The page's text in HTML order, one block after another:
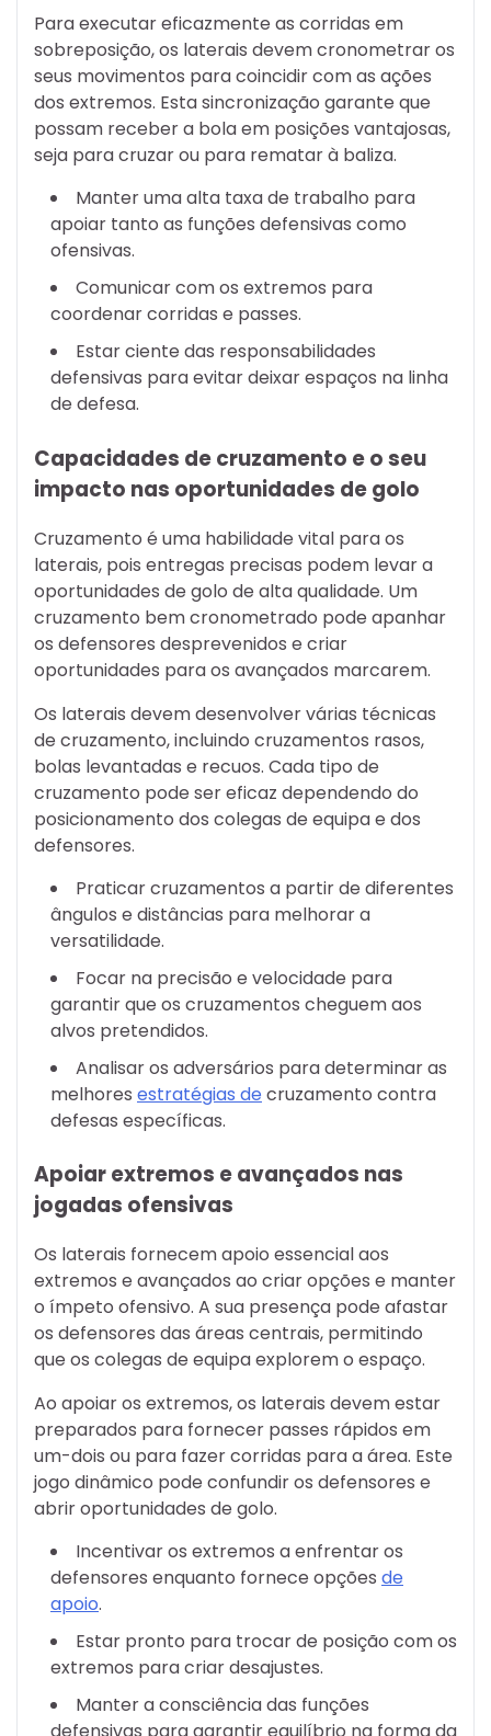
Para executar eficazmente as corridas em
sobreposição, os laterais devem cronometrar os
seus movimentos para coincidir com as ações
dos extremos. Esta sincronização garante que
possam receber a bola em posições vantajosas,
seja para cruzar ou para rematar à baliza.
Manter uma alta taxa de trabalho para
apoiar tanto as funções defensivas como
ofensivas.
Comunicar com os extremos para
coordenar corridas e passes.
Estar ciente das responsabilidades
defensivas para evitar deixar espaços na linha
de defesa.
Capacidades de cruzamento e o seu
impacto nas oportunidades de golo
Cruzamento é uma habilidade vital para os
laterais, pois entregas precisas podem levar a
oportunidades de golo de alta qualidade. Um
cruzamento bem cronometrado pode apanhar
os defensores desprevenidos e criar
oportunidades para os avançados marcarem.
Os laterais devem desenvolver várias técnicas
de cruzamento, incluindo cruzamentos rasos,
bolas levantadas e recuos. Cada tipo de
cruzamento pode ser eficaz dependendo do
posicionamento dos colegas de equipa e dos
defensores.
Praticar cruzamentos a partir de diferentes
ângulos e distâncias para melhorar a
versatilidade.
Focar na precisão e velocidade para
garantir que os cruzamentos cheguem aos
alvos pretendidos.
Analisar os adversários para determinar as
melhores estratégias de cruzamento contra
defesas específicas.
Apoiar extremos e avançados nas
jogadas ofensivas
Os laterais fornecem apoio essencial aos
extremos e avançados ao criar opções e manter
o ímpeto ofensivo. A sua presença pode afastar
os defensores das áreas centrais, permitindo
que os colegas de equipa explorem o espaço.
Ao apoiar os extremos, os laterais devem estar
preparados para fornecer passes rápidos em
um-dois ou para fazer corridas para a área. Este
jogo dinâmico pode confundir os defensores e
abrir oportunidades de golo.
Incentivar os extremos a enfrentar os
defensores enquanto fornece opções de
apoio.
Estar pronto para trocar de posição com os
extremos para criar desajustes.
Manter a consciência das funções